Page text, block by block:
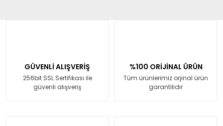
GÜVENLİ ALIŞVERİŞ
256bit SSL Sertifikası ile
güvenli alışveriş
%100 ORİJİNAL ÜRÜN
Tüm ürünlerimiz orjinal ürün
garantilidir